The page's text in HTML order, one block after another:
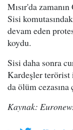
Mısır'da
Sisi
devam eden
koydu.
Sisi daha sonra
Kardeşler terörist
da ölüm cezasına
Kaynak: